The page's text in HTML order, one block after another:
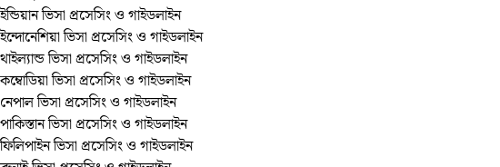
ইন্ডিয়ান ভিসা প্রসেসিং ও গাইডলাইন
ইন্দোনেশিয়া ভিসা প্রসেসিং ও গাইডলাইন
থাইল্যান্ড ভিসা প্রসেসিং ও গাইডলাইন
কম্বোডিয়া ভিসা প্রসেসিং ও গাইডলাইন
নেপাল ভিসা প্রসেসিং ও গাইডলাইন
পাকিস্তান ভিসা প্রসেসিং ও গাইডলাইন
ফিলিপাইন ভিসা প্রসেসিং ও গাইডলাইন